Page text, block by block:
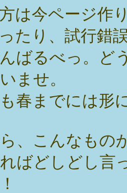
は今ページ作
たり、試行錯
ばるべっ。ど
ませ。
春までには形
、こんなもの
ばどしどし言